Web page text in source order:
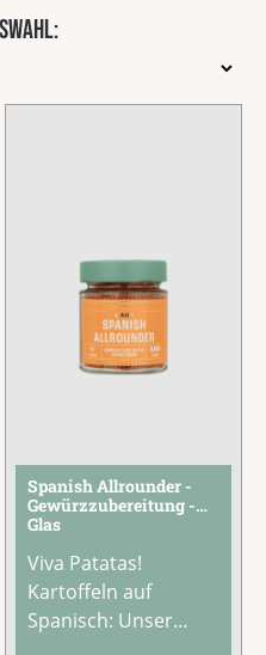
Spanish Allrounder -
Gewürzzubereitung -
Glas
Viva Patatas!
Kartoffeln auf
Spanisch: Unser